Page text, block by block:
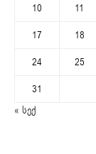
10
11
17
18
24
25
31
« სექ